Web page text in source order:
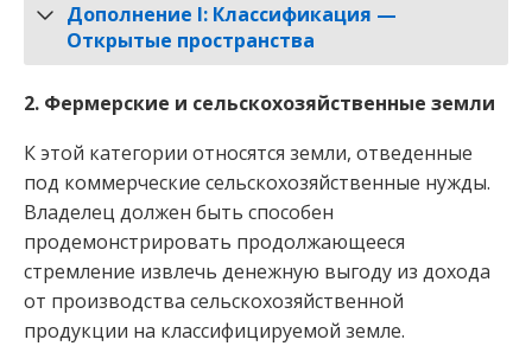
Дополнение I: Классификация —
Открытые пространства
2. Фермерские и сельскохозяйственные земли
К этой категории относятся земли, отведенные
под коммерческие сельскохозяйственные нужды.
Владелец должен быть способен
продемонстрировать продолжающееся
стремление извлечь денежную выгоду из дохода
от производства сельскохозяйственной
продукции на классифицируемой земле.